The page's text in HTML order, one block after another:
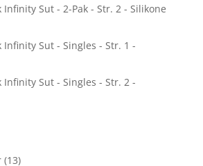
Infinity Sut - 2-Pak - Str. 2 - Silikone
Infinity Sut - Singles - Str. 1 -
Infinity Sut - Singles - Str. 2 -
(13)